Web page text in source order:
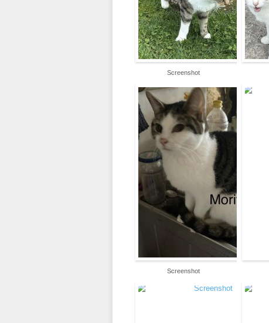
Screenshot
Screenshot